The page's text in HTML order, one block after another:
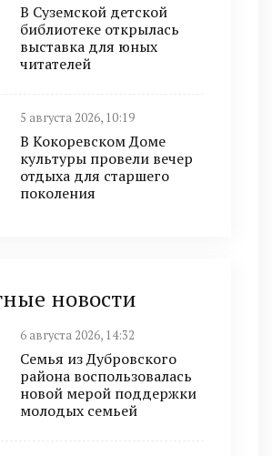
В Суземской детской
библиотеке открылась
выставка для юных
читателей
5 августа 2026, 10:19
В Кокоревском Доме
культуры провели вечер
отдыха для старшего
поколения
новости
6 августа 2026, 14:32
Семья из Дубровского
района воспользовалась
новой мерой поддержки
молодых семьей